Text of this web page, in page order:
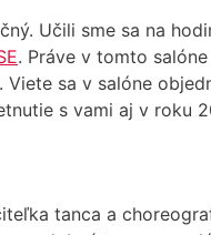
Učili sme sa na
. Práve v tomto
Viete sa v salóne
s vami aj v roku
tanca a